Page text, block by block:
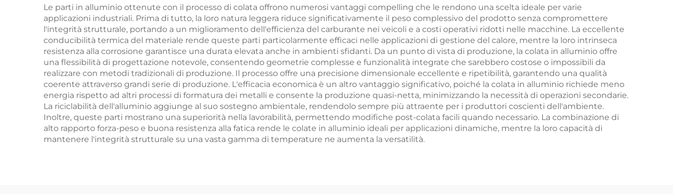
Le parti in alluminio ottenute con il processo di colata offrono numerosi vantaggi compelling che le rendono una scelta ideale per varie
applicazioni industriali. Prima di tutto, la loro natura leggera riduce significativamente il peso complessivo del prodotto senza compromettere
l'integrità strutturale, portando a un miglioramento dell'efficienza del carburante nei veicoli e a costi operativi ridotti nelle macchine. La eccellente
conducibilità termica del materiale rende queste parti particolarmente efficaci nelle applicazioni di gestione del calore, mentre la loro intrinseca
resistenza alla corrosione garantisce una durata elevata anche in ambienti sfidanti. Da un punto di vista di produzione, la colata in alluminio offre
una flessibilità di progettazione notevole, consentendo geometrie complesse e funzionalità integrate che sarebbero costose o impossibili da
realizzare con metodi tradizionali di produzione. Il processo offre una precisione dimensionale eccellente e ripetibilità, garantendo una qualità
coerente attraverso grandi serie di produzione. L'efficacia economica è un altro vantaggio significativo, poiché la colata in alluminio richiede meno
energia rispetto ad altri processi di formatura dei metalli e consente la produzione quasi-netta, minimizzando la necessità di operazioni secondarie.
La riciclabilità dell'alluminio aggiunge al suo sostegno ambientale, rendendolo sempre più attraente per i produttori coscienti dell'ambiente.
Inoltre, queste parti mostrano una superiorità nella lavorabilità, permettendo modifiche post-colata facili quando necessario. La combinazione di
alto rapporto forza-peso e buona resistenza alla fatica rende le colate in alluminio ideali per applicazioni dinamiche, mentre la loro capacità di
mantenere l'integrità strutturale su una vasta gamma di temperature ne aumenta la versatilità.